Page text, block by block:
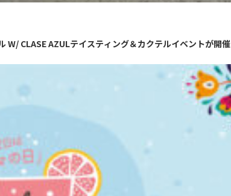
CLASE AZULテイスティング＆カクテルイベントが開催